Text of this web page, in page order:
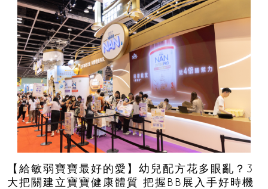
【給敏弱寶寶最好的愛】幼兒配方花多眼亂？3
大把關建立寶寶健康體質 把握BB展入手好時機